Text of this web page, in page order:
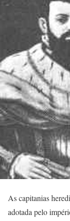
As capitanias
adotada pelo